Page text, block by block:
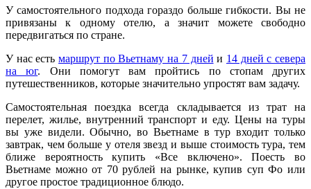
У самостоятельного подхода гораздо больше гибкости. Вы не
привязаны к одному отелю, а значит можете свободно
передвигаться по стране.
У нас естьмаршрут по Вьетнаму на 7 дней и 14 дней с севера
на юг. Они помогут вам пройтись по стопам других
путешественников, которые значительно упростят вам задачу.
Самостоятельная поездка всегда складывается из трат на
перелет, жилье, внутренний транспорт и еду. Цены на туры
вы уже видели. Обычно, во Вьетнаме в тур входит только
завтрак, чем больше у отеля звезд и выше стоимость тура, тем
ближе вероятность купить «Все включено». Поесть во
Вьетнаме можно от 70 рублей на рынке, купив суп Фо или
другое простое традиционное блюдо.